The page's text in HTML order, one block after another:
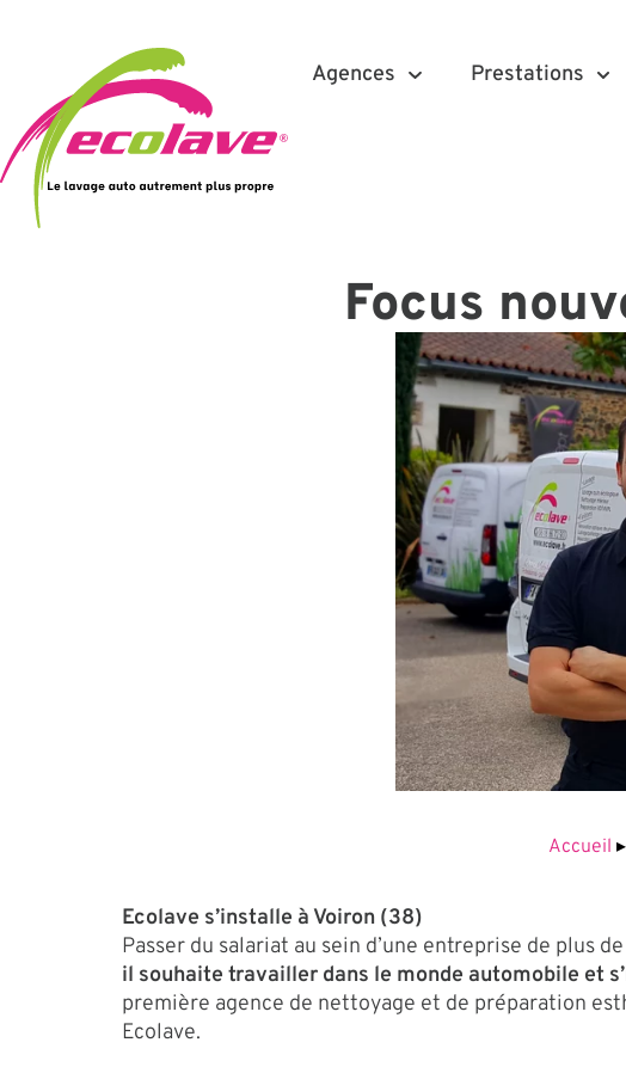
Agences Prestations
Focus
Accueil ▸
Ecolave s’installe à Voiron (38)
Passer du salariat au sein d’une entreprise de plus
il souhaite travailler dans le monde automobile et
première agence de nettoyage et de préparation
Ecolave.